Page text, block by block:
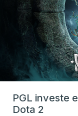
PGL investe
Dota 2